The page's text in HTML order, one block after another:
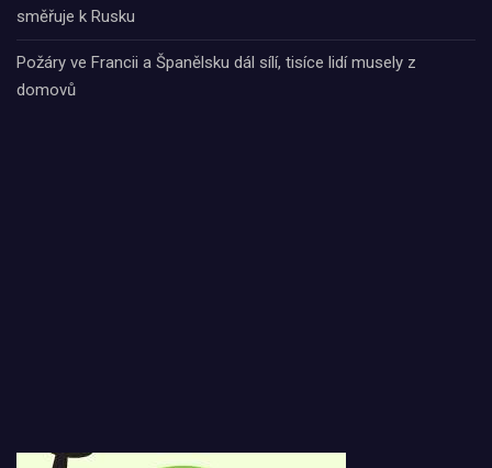
směřuje k Rusku
Požáry ve Francii a Španělsku dál sílí, tisíce lidí musely z
domovů